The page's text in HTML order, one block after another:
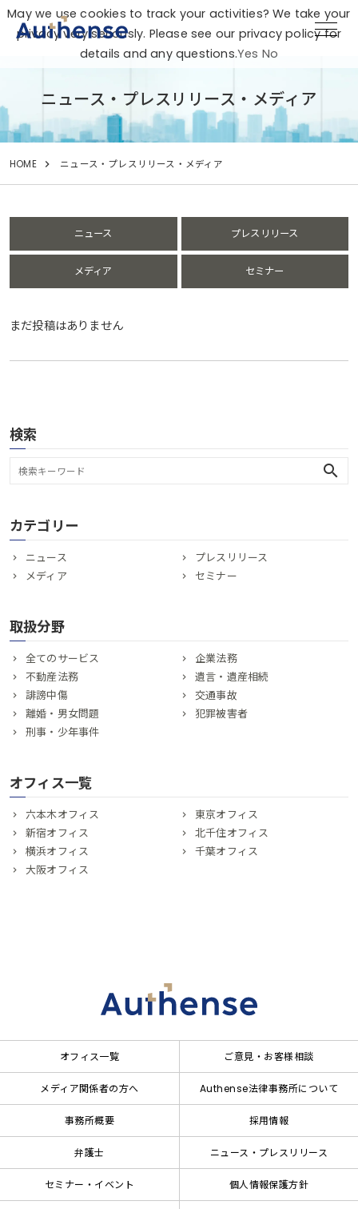
ニュース・プレスリリース・メディア
HOME ニュース・プレスリリース・メディア
ニュース プレスリリース
メディア セミナー
まだ投稿はありません
検索
search
カテゴリー
ニュース
プレスリリース
メディア
セミナー
取扱分野
全てのサービス
企業法務
不動産法務
遺言・遺産相続
誹謗中傷
交通事故
離婚・男女問題
犯罪被害者
刑事・少年事件
オフィス一覧
六本木オフィス
東京オフィス
新宿オフィス
北千住オフィス
横浜オフィス
千葉オフィス
大阪オフィス
オフィス一覧 ご意見・お客様相談
メディア関係者の方へ Authense法律事務所について
事務所概要 採用情報
弁護士 ニュース・プレスリリース
セミナー・イベント 個人情報保護方針
May we use cookies to track your activities? We take your
privacy very seriously. Please see our privacy policy for
details and any questions.Yes No